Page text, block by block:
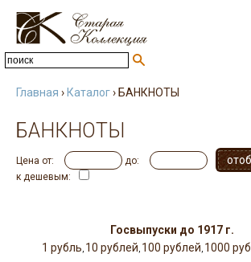
Главная › Каталог› БАНКНОТЫ
БАНКНОТЫ
Цена от: до:
к дешевым:
Госвыпуски до 1917 г.
1 рубль, 10 рублей, 100 рублей, 1000